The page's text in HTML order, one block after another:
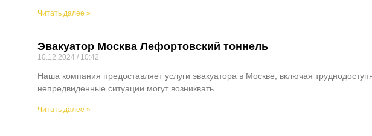
Читать далее »
Эвакуатор Москва Лефортовский тоннель
10.12.2024 10:42
Наша компания предоставляет услуги эвакуатора в Москве, включая
непредвиденные ситуации могут возниквать
Читать далее »